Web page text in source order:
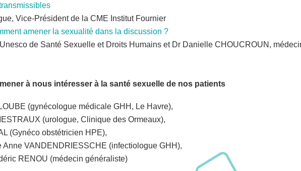
Vice-Président de la CME Institut Fournier
amener la sexualité dans la discussion ?
de Santé Sexuelle et Droits Humains et Dr Danielle CHOUCROUN,
à nous intéresser à la santé sexuelle de nos patients
(gynécologue médicale GHH, Le Havre),
(urologue, Clinique des Ormeaux),
(Gynéco obstétricien HPE),
Anne VANDENDRIESSCHE (infectiologue GHH),
RENOU (médecin généraliste)